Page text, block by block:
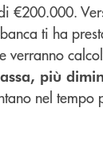
€200.000.
ti ha
più
nel tempo